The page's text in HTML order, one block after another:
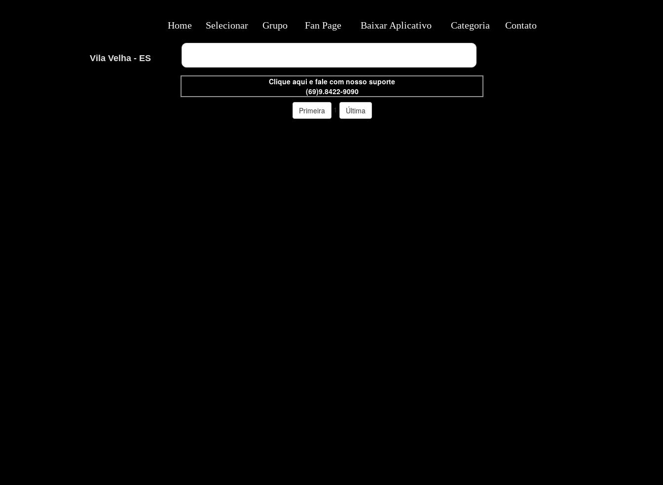
Vila Velha - ES
Clique aqui e fale com nosso suporte
(69)9.8422-9090
Primeira
1 Última
Home Selecionar Grupo Fan Page Baixar Aplicativo Categoria Contato